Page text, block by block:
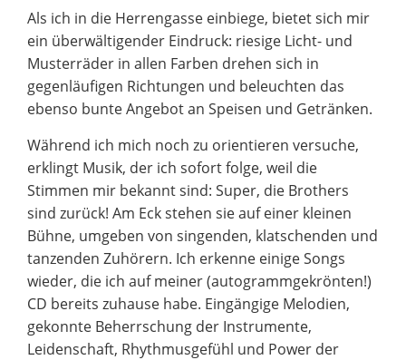
Als ich in die Herrengasse einbiege, bietet sich mir
ein überwältigender Eindruck: riesige Licht- und
Musterräder in allen Farben drehen sich in
gegenläufigen Richtungen und beleuchten das
ebenso bunte Angebot an Speisen und Getränken.
Während ich mich noch zu orientieren versuche,
erklingt Musik, der ich sofort folge, weil die
Stimmen mir bekannt sind: Super, die Brothers
sind zurück! Am Eck stehen sie auf einer kleinen
Bühne, umgeben von singenden, klatschenden und
tanzenden Zuhörern. Ich erkenne einige Songs
wieder, die ich auf meiner (autogrammgekrönten!)
CD bereits zuhause habe. Eingängige Melodien,
gekonnte Beherrschung der Instrumente,
Leidenschaft, Rhythmusgefühl und Power der